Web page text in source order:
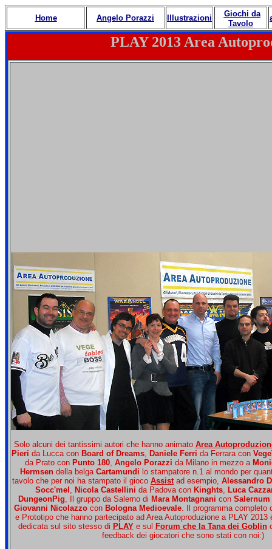
Home Angelo Porazzi Illustrazioni
Giochi da
Tavolo
PLAY 2013 Area
Solo alcuni dei tantissimi autori che hanno animato Area
Pieri da Lucca con Board of Dreams, Daniele Ferri da Ferrara con
da Prato con Punto 180, Angelo Porazzi da Milano in mezzo a
Hermsen della belga Cartamundi lo stampatore n.1 al mondo per
tavolo che per noi ha stampato il gioco Assistad esempio, Alessandro
Socc'mel , Nicola Castellini da Padova con Kinghts, Luca
DungeonPig, Il gruppo da Salerno di Mara Montagnani con Salernum
Giovanni Nicolazzo con Bologna Medioevale. Il programma completo
e Prototipo che hanno partecipato ad Area Autoproduzione a PLAY 2013
dedicata sul sito stesso di PLAYe sul Forum che la Tana dei Goblin
feedback dei giocatori che sono stati con noi:)